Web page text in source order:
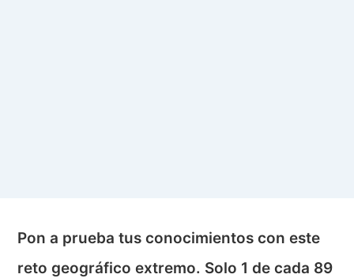
Pon a prueba tus conocimientos con este
reto geográfico extremo. Solo 1 de cada 89